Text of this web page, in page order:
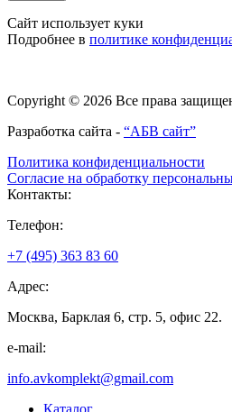
Сайт использует куки
Подробнее в политике
Copyright © 2026 Все права
Разработка сайта - “АБВ сайт”
Политика конфиденциальности
Согласие на обработку
Контакты:
Телефон:
+7 (495) 363 83 60
Адрес:
Москва, Барклая 6, стр. 5, офис 22.
e-mail:
info.avkomplekt@gmail.com